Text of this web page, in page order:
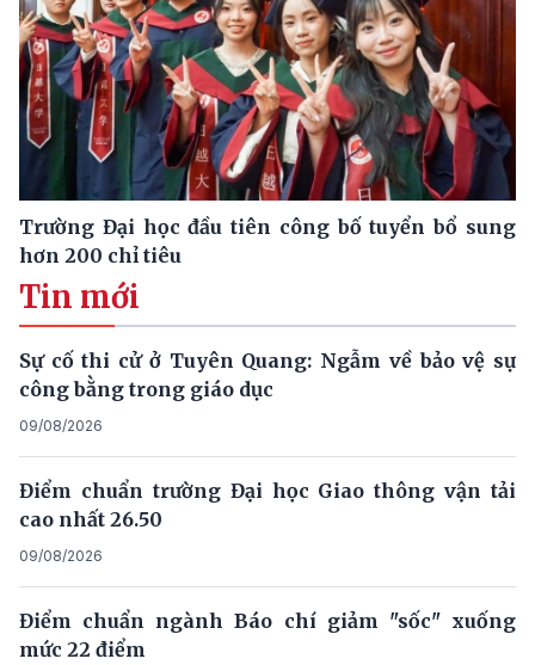
Trường Đại học đầu tiên công bố tuyển bổ sung
hơn 200 chỉ tiêu
Tin mới
Sự cố thi cử ở Tuyên Quang: Ngẫm về bảo vệ sự
công bằng trong giáo dục
09/08/2026
Điểm chuẩn trường Đại học Giao thông vận tải
cao nhất 26.50
09/08/2026
Điểm chuẩn ngành Báo chí giảm "sốc" xuống
mức 22 điểm